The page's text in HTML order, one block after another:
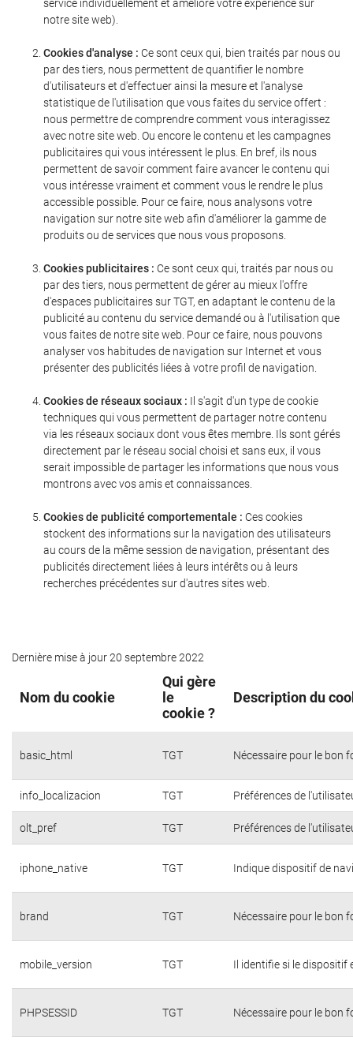
service individuellement et améliore votre expérience sur
notre site web).
Cookies d'analyse : Ce sont ceux qui, bien traités par nous ou
par des tiers, nous permettent de quantifier le nombre
d'utilisateurs et d'effectuer ainsi la mesure et l'analyse
statistique de l'utilisation que vous faites du service offert :
nous permettre de comprendre comment vous interagissez
avec notre site web. Ou encore le contenu et les campagnes
publicitaires qui vous intéressent le plus. En bref, ils nous
permettent de savoir comment faire avancer le contenu qui
vous intéresse vraiment et comment vous le rendre le plus
accessible possible. Pour ce faire, nous analysons votre
navigation sur notre site web afin d'améliorer la gamme de
produits ou de services que nous vous proposons.
Cookies publicitaires : Ce sont ceux qui, traités par nous ou
par des tiers, nous permettent de gérer au mieux l'offre
d'espaces publicitaires sur TGT, en adaptant le contenu de la
publicité au contenu du service demandé ou à l'utilisation que
vous faites de notre site web. Pour ce faire, nous pouvons
analyser vos habitudes de navigation sur Internet et vous
présenter des publicités liées à votre profil de navigation.
Cookies de réseaux sociaux : Il s'agit d'un type de cookie
techniques qui vous permettent de partager notre contenu
via les réseaux sociaux dont vous êtes membre. Ils sont gérés
directement par le réseau social choisi et sans eux, il vous
serait impossible de partager les informations que nous vous
montrons avec vos amis et connaissances.
Cookies de publicité comportementale : Ces cookies
stockent des informations sur la navigation des utilisateurs
au cours de la même session de navigation, présentant des
publicités directement liées à leurs intérêts ou à leurs
recherches précédentes sur d'autres sites web.
Dernière mise à jour 20 septembre 2022
Nom du cookie
Qui gère
le
cookie ?
Description du
basic_html TGT Nécessaire pour le bon
info_localizacion TGT Préférences de
olt_pref TGT Préférences de
iphone_native TGT Indique dispositif de
brand TGT Nécessaire pour le bon
mobile_version TGT Il identifie si le dispositif
PHPSESSID TGT Nécessaire pour le bon